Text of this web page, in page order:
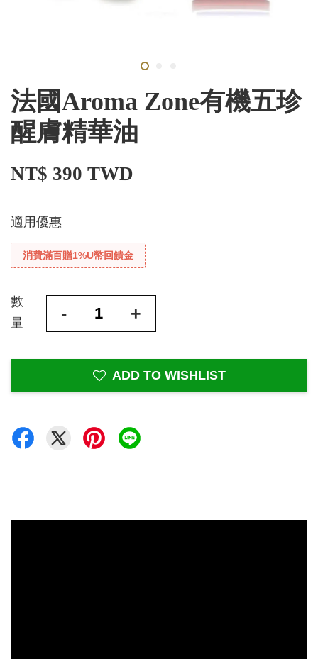
法國Aroma Zone有機五珍
醒膚精華油
NT$ 390 TWD
適用優惠
消費滿百贈1%U幣回饋金
數
量
- +
ADD TO WISHLIST